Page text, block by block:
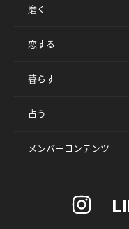
磨く
恋する
暮らす
占う
メンバーコンテンツ